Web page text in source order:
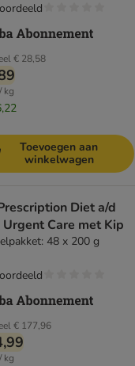
€ 28,58
kg
Toevoegen aan
winkelwagen
Diet a/d
Urgent Care met Kip
48 x 200 g
€ 177,96
kg